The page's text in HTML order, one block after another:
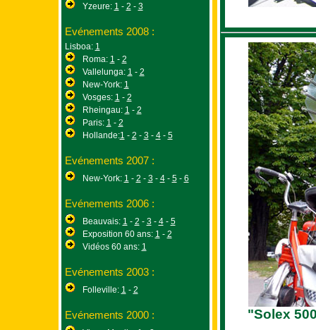
Yzeure: 1 - 2 - 3
Evénements 2008 :
Lisboa: 1
Roma: 1 - 2
Vallelunga: 1 - 2
New-York: 1
Vosges: 1 - 2
Rheingau: 1 - 2
Paris: 1 - 2
Hollande:1 - 2 - 3- 4- 5
Evénements 2007 :
New-York: 1 - 2 - 3- 4- 5- 6
Evénements 2006 :
Beauvais: 1 - 2 - 3- 4- 5
Exposition 60 ans: 1 - 2
Vidéos 60 ans: 1
Evénements 2003 :
Folleville: 1 - 2
Evénements 2000 : "Solex